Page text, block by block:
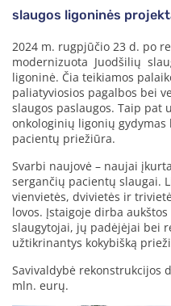
slaugos ligoninės
2024 m. rugpjūčio 23 d. po
modernizuota Juodšilių
ligoninė. Čia teikiamos
paliatyviosios pagalbos bei
slaugos paslaugos. Taip pat
onkologinių ligonių
pacientų priežiūra.
Svarbi naujovė – naujai
sergančių pacientų slaugai.
vienvietės, dvivietės ir
lovos. Įstaigoje dirba
slaugytojai, jų padėjėjai bei
užtikrinantys kokybišką
Savivaldybė rekonstrukcijos
mln. eurų.